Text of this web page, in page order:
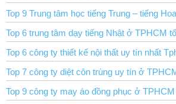
Top 9 Trung tâm học tiếng Trung – tiếng
Top 6 trung tâm dạy tiếng Nhật ở TPHCM
Top 6 công ty thiết kế nội thất uy tín nhất
Top 7 công ty diệt côn trùng uy tín ở
Top 9 công ty may áo đồng phục ở